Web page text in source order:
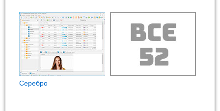
Cеребро